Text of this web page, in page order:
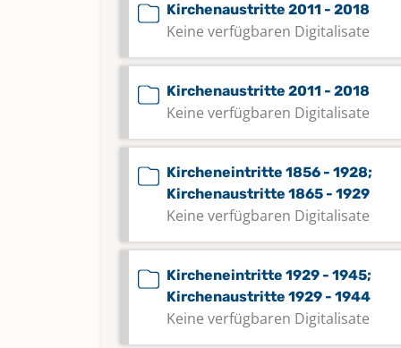
Kirchenaustritte 2011 - 2018
Keine verfügbaren Digitalisate
Kirchenaustritte 2011 - 2018
Keine verfügbaren Digitalisate
Kircheneintritte 1856 - 1928;
Kirchenaustritte 1865 - 1929
Keine verfügbaren Digitalisate
Kircheneintritte 1929 - 1945;
Kirchenaustritte 1929 - 1944
Keine verfügbaren Digitalisate